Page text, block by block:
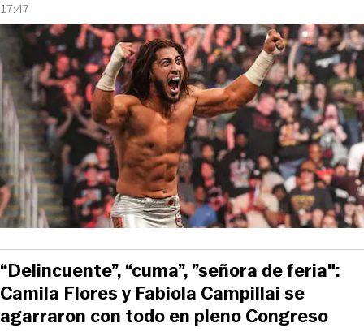
17:47
“Delincuente”, “cuma”, ”señora de feria":
Camila Flores y Fabiola Campillai se
agarraron con todo en pleno Congreso